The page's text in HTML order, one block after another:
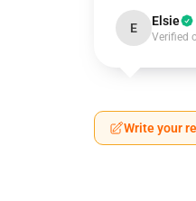
E Elsie
Verified
Write your